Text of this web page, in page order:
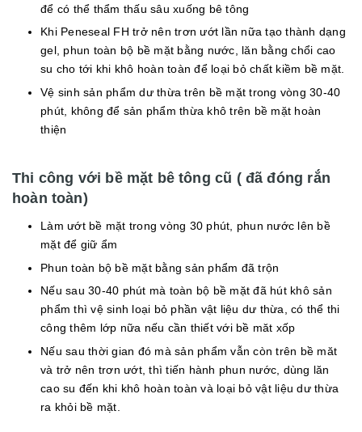
để có thể thẩm thấu sâu xuống bê tông
Khi Peneseal FH trở nên trơn ướt lần nữa tạo thành dạng
gel, phun toàn bộ bề mặt bằng nước, lăn bằng chổi cao
su cho tới khi khô hoàn toàn để loại bỏ chất kiềm bề mặt.
Vệ sinh sản phẩm dư thừa trên bề mặt trong vòng 30-40
phút, không để sản phẩm thừa khô trên bề mặt hoàn
thiện
Thi công với bề mặt bê tông cũ ( đã đóng rắn
hoàn toàn)
Làm ướt bề mặt trong vòng 30 phút, phun nước lên bề
mặt để giữ ẩm
Phun toàn bộ bề mặt bằng sản phẩm đã trộn
Nếu sau 30-40 phút mà toàn bộ bề mặt đã hút khô sản
phẩm thì vệ sinh loại bỏ phần vật liệu dư thừa, có thể thi
công thêm lớp nữa nếu cần thiết với bề măt xốp
Nếu sau thời gian đó mà sản phẩm vẫn còn trên bề măt
và trở nên trơn ướt, thì tiến hành phun nước, dùng lăn
cao su đến khi khô hoàn toàn và loại bỏ vật liệu dư thừa
ra khỏi bề mặt.